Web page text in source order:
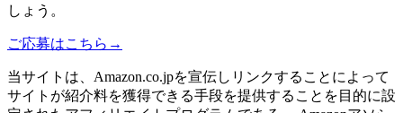
しょう。
ご応募はこちら →
当サイトは、Amazon.co.jpを宣伝しリンクすることによって
サイトが紹介料を獲得できる手段を提供することを目的に設